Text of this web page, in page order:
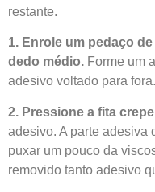
restante.
1. Enrole um pedaço
dedo médio. Forme um
adesivo voltado para fora.
2. Pressione a fita
adesivo. A parte adesiva
puxar um pouco da
removido tanto adesivo